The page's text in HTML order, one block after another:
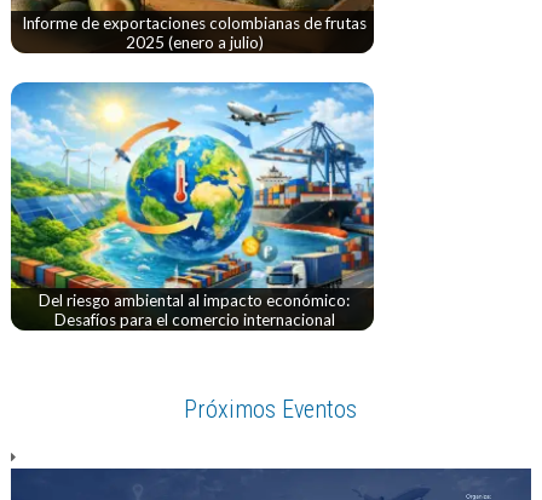
Informe de exportaciones colombianas de frutas
2025 (enero a julio)
Del riesgo ambiental al impacto económico:
Desafíos para el comercio internacional
Próximos Eventos